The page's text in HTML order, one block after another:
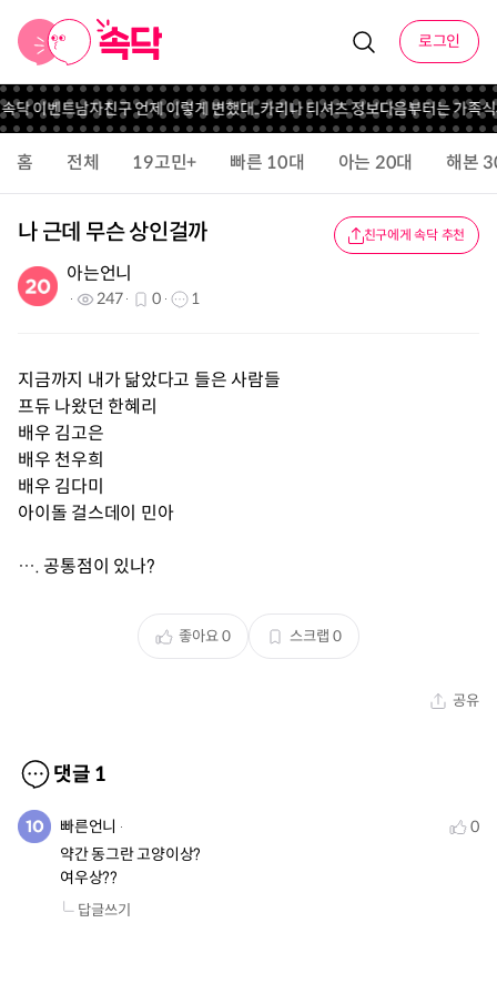
로그인
닥 이벤트남자친구 언제 이렇게 변했대..카리나 티셔츠 정보다음부터는 가족식
홈 전체 19고민+ 빠른 10대 아는 20대 해본
나 근데 무슨 상인걸까 친구에게 속닥 추천
아는언니
247 0 1
지금까지 내가 닮았다고 들은 사람들
프듀 나왔던 한혜리
배우 김고은
배우 천우희
배우 김다미
아이돌 걸스데이 민아
…. 공통점이 있나?
좋아요0 스크랩 0
공유
댓글 1
빠른언니
0
약간 동그란 고양이상?
여우상??
답글쓰기